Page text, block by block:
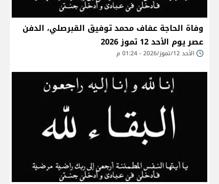
وفاة الحاجة عفاف محمد توفيق القبرصلي، الدفن
عصر يوم الأحد 12 تموز 2026
الأحد 12/تموز/2026 - 01:24 م